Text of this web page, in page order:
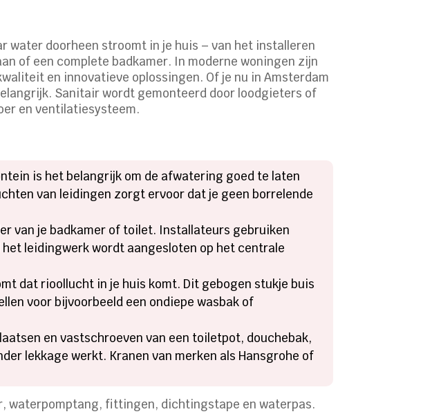
water doorheen stroomt in je huis – van het installeren
of een complete badkamer. In moderne woningen zijn
en innovatieve oplossingen. Of je nu in Amsterdam
Sanitair wordt gemonteerd door loodgieters of
en ventilatiesysteem.
is het belangrijk om de afwatering goed te laten
van leidingen zorgt ervoor dat je geen borrelende
van je badkamer of toilet. Installateurs gebruiken
leidingwerk wordt aangesloten op het centrale
dat rioollucht in je huis komt. Dit gebogen stukje buis
voor bijvoorbeeld een ondiepe wasbak of
en vastschroeven van een toiletpot, douchebak,
lekkage werkt. Kranen van merken als Hansgrohe of
waterpomptang, fittingen, dichtingstape en waterpas.